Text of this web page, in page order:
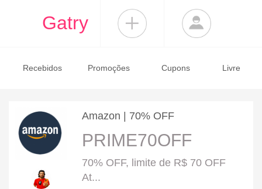
Gatry
Recebidos Promoções Cupons Livre
Amazon | 70% OFF
PRIME70OFF
70% OFF, limite de R$ 70 OFF
At...